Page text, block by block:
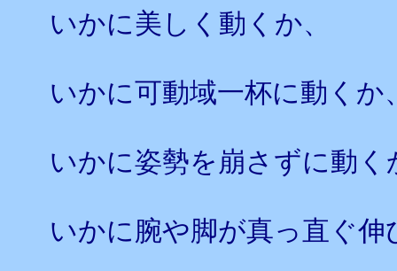
いかに美しく動くか、
いかに可動域一杯に動くか
いかに姿勢を崩さずに動く
いかに腕や脚が真っ直ぐ